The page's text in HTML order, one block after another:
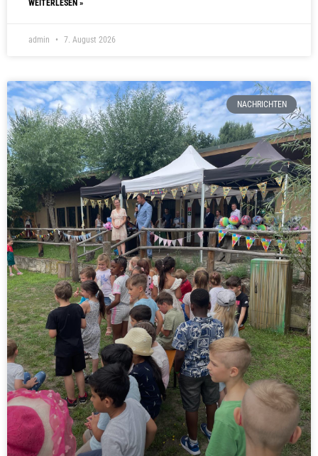
WEITERLESEN »
admin 7. August 2026
NACHRICHTEN